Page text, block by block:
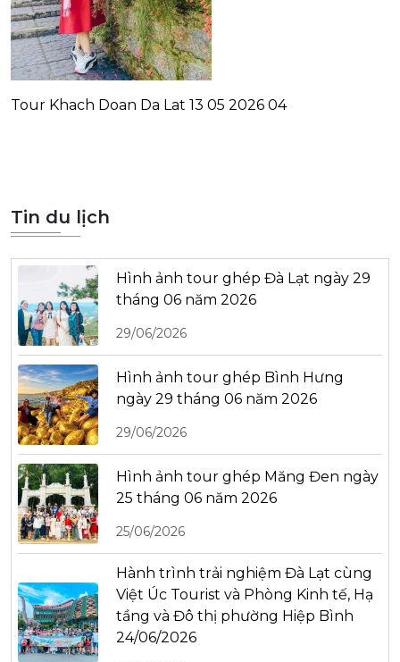
Tour Khach Doan Da Lat 13 05 2026 04
Tin du lịch
Hình ảnh tour ghép Đà Lạt ngày 29
tháng 06 năm 2026
29/06/2026
Hình ảnh tour ghép Bình Hưng
ngày 29 tháng 06 năm 2026
29/06/2026
Hình ảnh tour ghép Măng Đen ngày
25 tháng 06 năm 2026
25/06/2026
Hành trình trải nghiệm Đà Lạt cùng
Việt Úc Tourist và Phòng Kinh tế, Hạ
tầng và Đô thị phường Hiệp Bình
24/06/2026